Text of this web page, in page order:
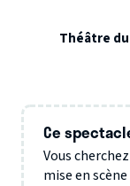
Théâtre du
Ce
Vous
mise en